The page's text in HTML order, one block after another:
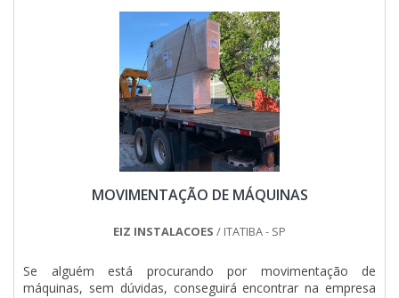
qualificações possíveis pelo fato de a instituição possuir
escritório de alta qualidade onde são realizadas as
atividades e estrutura suficiente para atender todas as
demandas. Todos esses fatores, agregados a uma equipe
multidisciplinar de consultores associados e profissionais
qualificados, garante a melhor experiência para os clientes
especializados com ampla competência técnica. Como se
trata de um equipamento em operação contínua, muitas
vezes sem parada, as manutenções devem ser devidamente
programadas para não causar prejuízos à produção. Além
disso, o serviço
garante:Segurança;Durabilidade;Eficiência;Entre outros.É
fundamental ressaltar que pode ser reconhecido por
diferenciais que contemplam, proteger o investimento
realizado nesses equipamentos, já que é preciso assegurar a
realização da manutenção periódica indicada pelos
possa comprometer o funcionamento das caldeiras e
sejam concluídos com sucesso.SERVIÇO DE MANUTENÇÃO
mercado, conquistas adquiridas por que investiu em uma
estrutura que hoje conta com sistema de entrega próprio e
MOVIMENTAÇÃO DE MÁQUINAS
EIZ INSTALACOES / ITATIBA - SP
Se alguém está procurando por movimentação de
máquinas, sem dúvidas, conseguirá encontrar na empresa